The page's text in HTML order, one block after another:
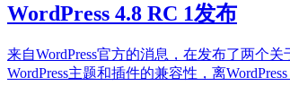
WordPress 4.8 RC 1发布
来自WordPress官方的消息，在发布了两个关
WordPress主题和插件的兼容性，离